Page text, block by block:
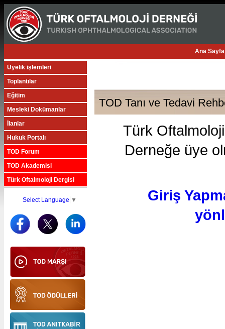
Ana Sayfa
Üyelik işlemleri
Toplantılar
Eğitim
Mesleki Dokümanlar
İlanlar
Hukuk Portalı
TOD Forum
TOD Akademisi
Türk Oftalmoloji Dergisi
Select Language ▼
TOD Tanı ve Tedavi
Türk
Derneğe üye
Giriş